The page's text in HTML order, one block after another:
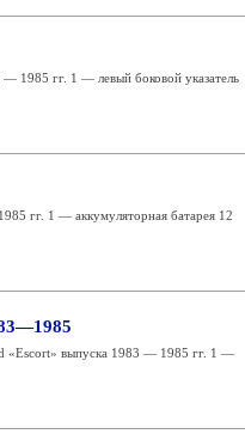
1985 гг. 1 — левый боковой указатель
гг. 1 — аккумуляторная батарея 12
«Escort» выпуска 1983 — 1985 гг. 1 —